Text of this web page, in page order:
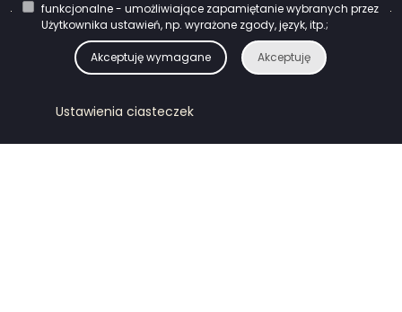
funkcjonalne - umożliwiające zapamiętanie wybranych przez
Użytkownika ustawień, np. wyrażone zgody, język, itp.;
Akceptuję wymagane Akceptuję
ipodlaskie.pl © 2023
Ustawienia ciasteczek